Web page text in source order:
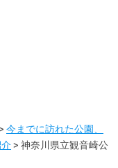
今までに訪れた公園、
> 神奈川県立観音崎公